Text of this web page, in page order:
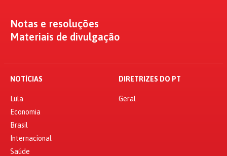
Notas e resoluções
Materiais de divulgação
NOTÍCIAS
Lula
Economia
Brasil
Internacional
Saúde
DIRETRIZES DO PT
Geral